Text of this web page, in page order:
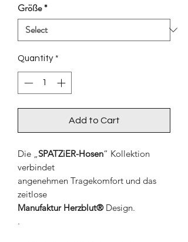
Größe*
Quantity *
Add to Cart
Die „SPATZiER-Hosen“ Kollektion
verbindet
angenehmen Tragekomfort und das
zeitlose
Manufaktur Herzblut® Design.
.